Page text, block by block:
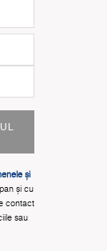
și
și cu
contact
sau